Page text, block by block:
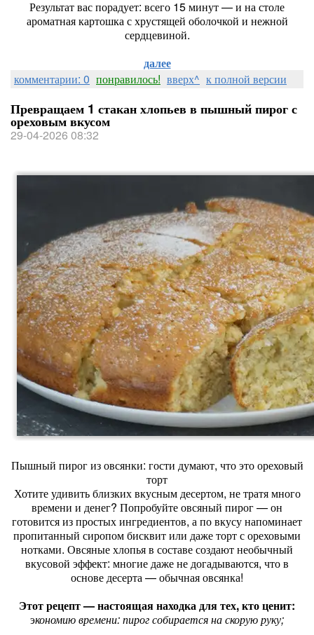
Результат вас порадует: всего 15 минут — и на столе
ароматная картошка с хрустящей оболочкой и нежной
сердцевиной.
далее
комментарии: 0 понравилось! вверх^ к полной версии
Превращаем 1 стакан хлопьев в пышный пирог с
ореховым вкусом
29-04-2026 08:32
Пышный пирог из овсянки: гости думают, что это ореховый
торт
Хотите удивить близких вкусным десертом, не тратя много
времени и денег? Попробуйте овсяный пирог — он
готовится из простых ингредиентов, а по вкусу напоминает
пропитанный сиропом бисквит или даже торт с ореховыми
нотками. Овсяные хлопья в составе создают необычный
вкусовой эффект: многие даже не догадываются, что в
основе десерта — обычная овсянка!
Этот рецепт — настоящая находка для тех, кто ценит:
экономию времени: пирог собирается на скорую руку;